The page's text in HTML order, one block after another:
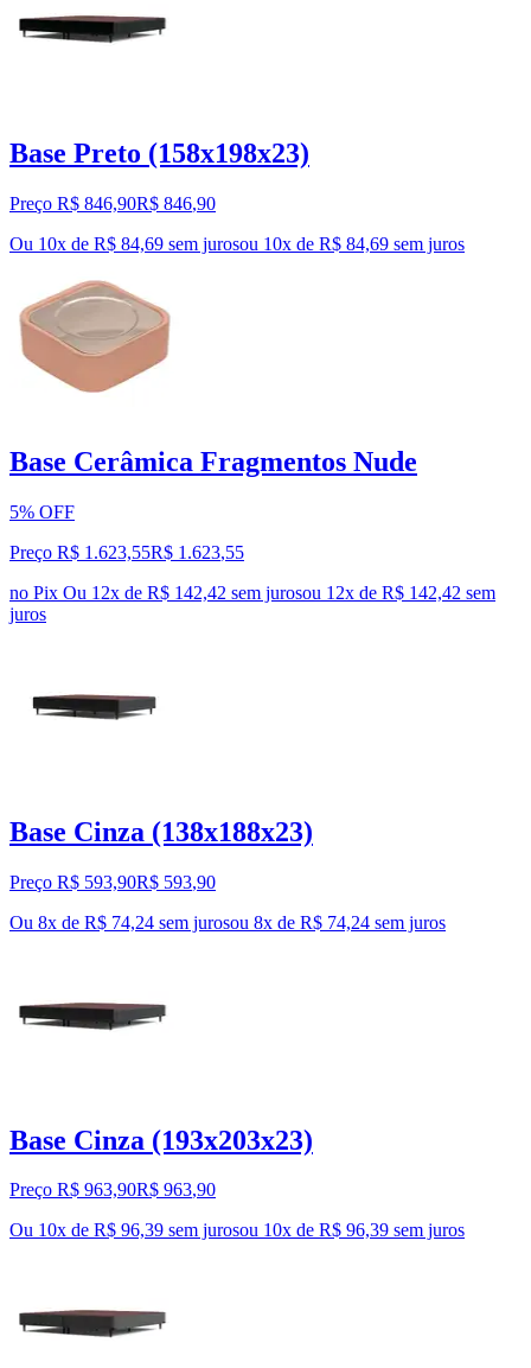
Base Preto (158x198x23)
Preço R$ 846,90R$ 846,90
Ou 10x de R$ 84,69 sem jurosou 10x de R$ 84,69 sem juros
Base Cerâmica Fragmentos Nude
5% OFF
Preço R$ 1.623,55R$ 1.623,55
no Pix Ou 12x de R$ 142,42 sem jurosou 12x de R$ 142,42 sem
juros
Base Cinza (138x188x23)
Preço R$ 593,90R$ 593,90
Ou 8x de R$ 74,24 sem jurosou 8x de R$ 74,24 sem juros
Base Cinza (193x203x23)
Preço R$ 963,90R$ 963,90
Ou 10x de R$ 96,39 sem jurosou 10x de R$ 96,39 sem juros